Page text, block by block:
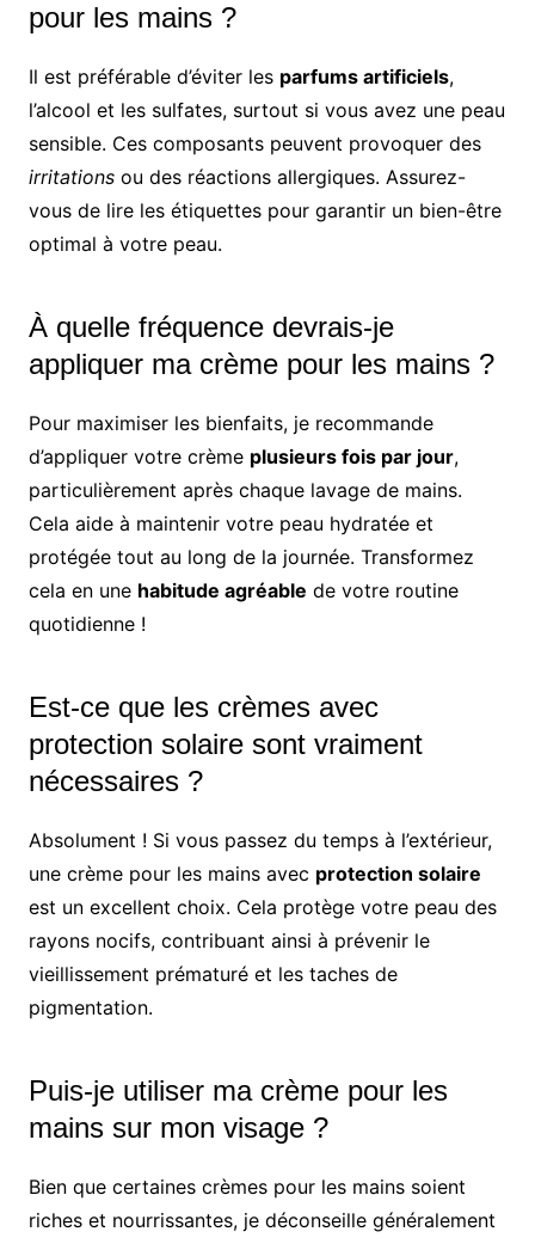
pour les mains ?
Il est préférable d’éviter les parfums artificiels,
l’alcool et les sulfates, surtout si vous avez une peau
sensible. Ces composants peuvent provoquer des
irritationsou des réactions allergiques. Assurez-
vous de lire les étiquettes pour garantir un bien-être
optimal à votre peau.
À quelle fréquence devrais-je
appliquer ma crème pour les mains ?
Pour maximiser les bienfaits, je recommande
d’appliquer votre crème plusieurs fois par jour,
particulièrement après chaque lavage de mains.
Cela aide à maintenir votre peau hydratée et
protégée tout au long de la journée. Transformez
cela en une habitude agréable de votre routine
quotidienne !
Est-ce que les crèmes avec
protection solaire sont vraiment
nécessaires ?
Absolument ! Si vous passez du temps à l’extérieur,
une crème pour les mains avec protection solaire
est un excellent choix. Cela protège votre peau des
rayons nocifs, contribuant ainsi à prévenir le
vieillissement prématuré et les taches de
pigmentation.
Puis-je utiliser ma crème pour les
mains sur mon visage ?
Bien que certaines crèmes pour les mains soient
riches et nourrissantes, je déconseille généralement